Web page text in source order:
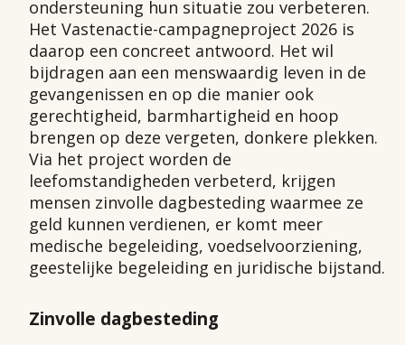
ondersteuning hun situatie zou verbeteren.
Het Vastenactie-campagneproject 2026 is
daarop een concreet antwoord. Het wil
bijdragen aan een menswaardig leven in de
gevangenissen en op die manier ook
gerechtigheid, barmhartigheid en hoop
brengen op deze vergeten, donkere plekken.
Via het project worden de
leefomstandigheden verbeterd, krijgen
mensen zinvolle dagbesteding waarmee ze
geld kunnen verdienen, er komt meer
medische begeleiding, voedselvoorziening,
geestelijke begeleiding en juridische bijstand.
Zinvolle dagbesteding